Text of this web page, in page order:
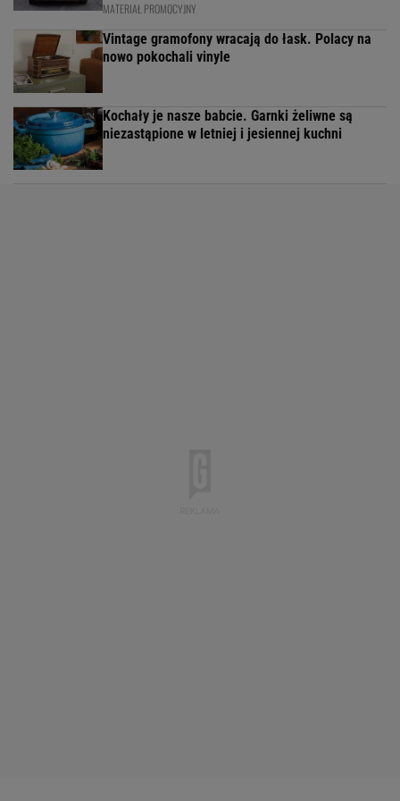
MATERIAŁ PROMOCYJNY
Vintage gramofony wracają do łask. Polacy na
nowo pokochali vinyle
Kochały je nasze babcie. Garnki żeliwne są
niezastąpione w letniej i jesiennej kuchni